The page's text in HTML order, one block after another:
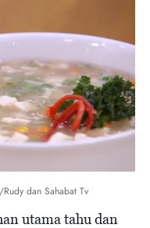
dan Sahabat Tv
utama tahu dan